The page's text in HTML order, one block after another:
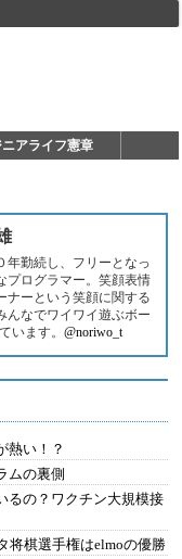
ニアライフ憲章
年勤続し、フリーとなっ
プログラマー。笑顔表情
ナーという笑顔に関する
んなでワイワイ遊ぶボー
います。 @noriwo_t
熱い！？
ムの裏側
るの？ワクチン大規模接
将棋選手権はelmoの優勝